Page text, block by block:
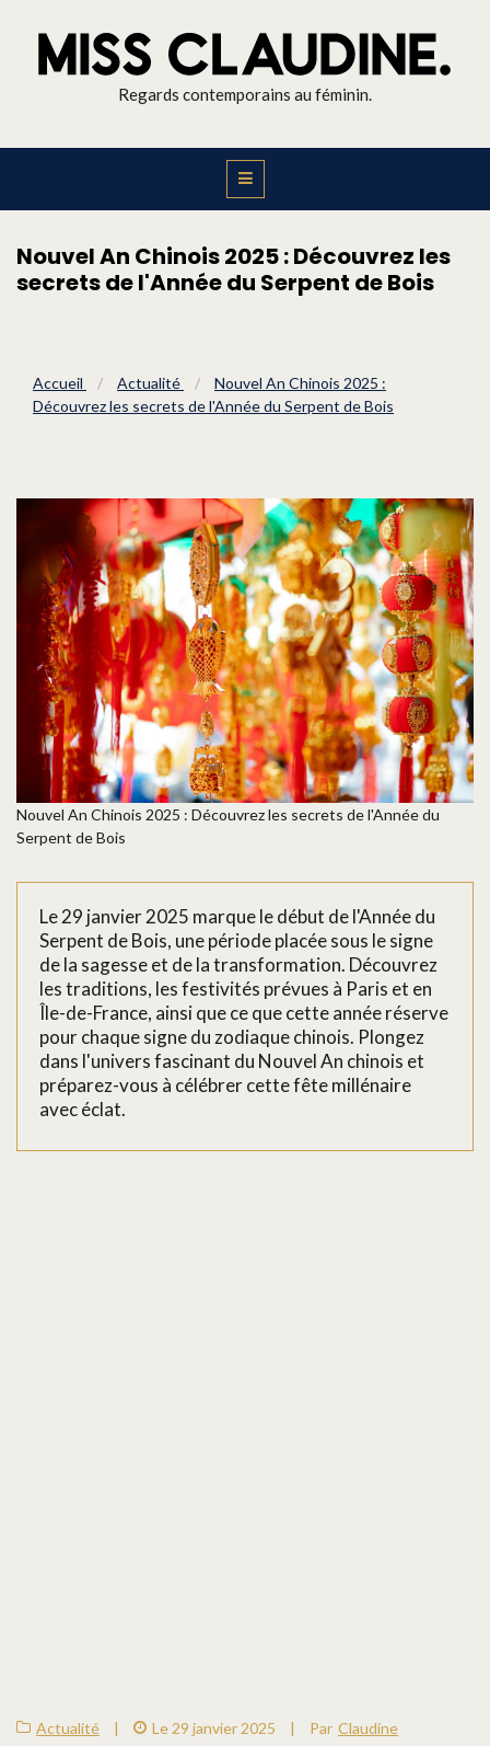
Regards contemporains au féminin.
Nouvel An Chinois 2025 : Découvrez les
secrets de l'Année du Serpent de Bois
Accueil / Actualité /
Nouvel An Chinois 2025 :
Découvrez les secrets de l'Année du Serpent de Bois
Nouvel An Chinois 2025 : Découvrez les secrets de l'Année du
Serpent de Bois
Le 29 janvier 2025 marque le début de l'Année du
Serpent de Bois, une période placée sous le signe
de la sagesse et de la transformation. Découvrez
les traditions, les festivités prévues à Paris et en
Île-de-France, ainsi que ce que cette année réserve
pour chaque signe du zodiaque chinois. Plongez
dans l'univers fascinant du Nouvel An chinois et
préparez-vous à célébrer cette fête millénaire
avec éclat.
Actualité | Le 29 janvier 2025 | Par Claudine